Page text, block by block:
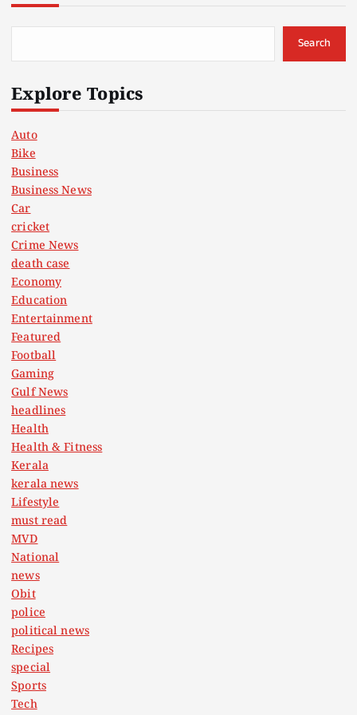
Search
Explore Topics
Auto
Bike
Business
Business News
Car
cricket
Crime News
death case
Economy
Education
Entertainment
Featured
Football
Gaming
Gulf News
headlines
Health
Health & Fitness
Kerala
kerala news
Lifestyle
must read
MVD
National
news
Obit
police
political news
Recipes
special
Sports
Tech